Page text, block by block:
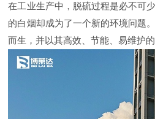
在工业生产中，脱硫过程是必不可
的白烟却成为了一个新的环境问题
而生，并以其高效、节能、易维护